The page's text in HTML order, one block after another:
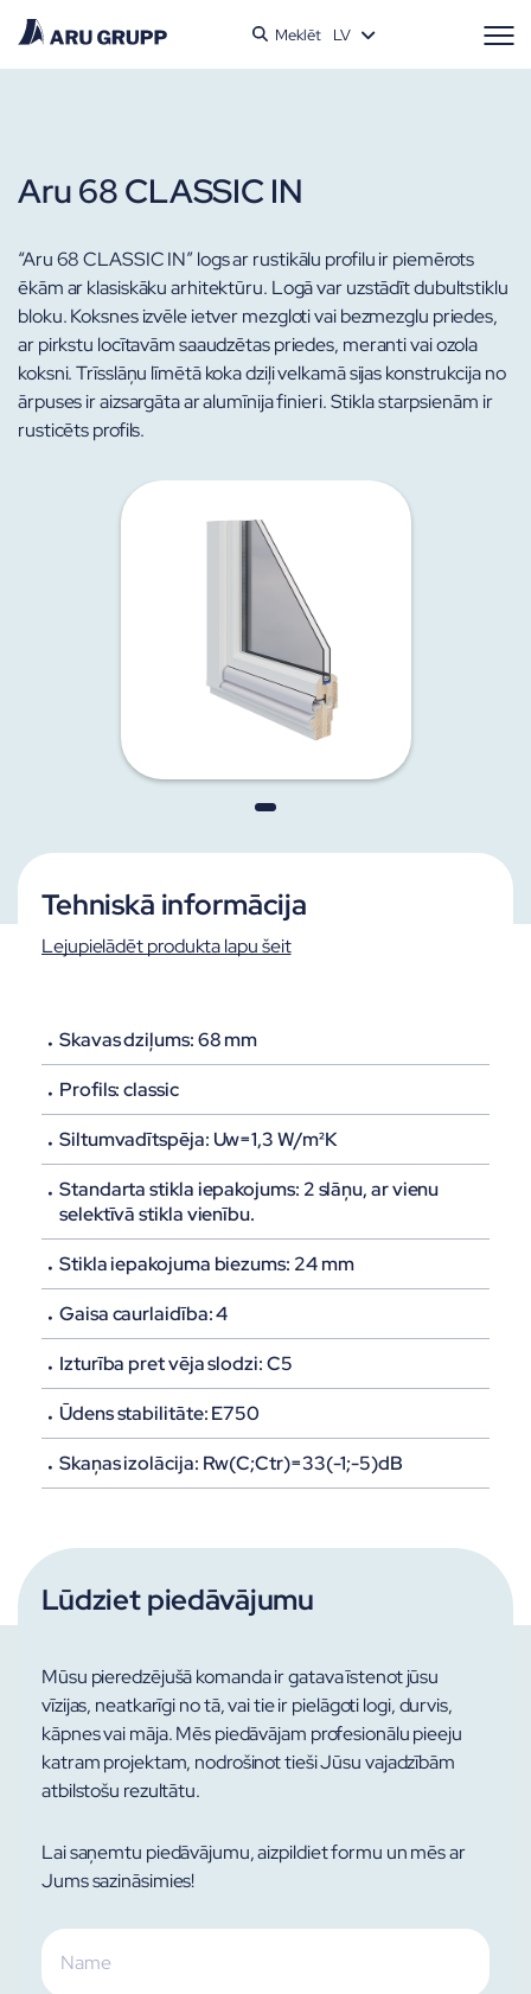
Meklēt LV
Aru 68 CLASSIC IN
“Aru 68 CLASSIC IN” logs ar rustikālu profilu ir piemērots
ēkām ar klasiskāku arhitektūru. Logā var uzstādīt dubultstiklu
bloku. Koksnes izvēle ietver mezgloti vai bezmezglu priedes,
ar pirkstu locītavām saaudzētas priedes, meranti vai ozola
koksni.Trīsslāņu līmētā koka dziļi velkamā sijas konstrukcija no
ārpuses ir aizsargāta ar alumīnija finieri. Stikla starpsienām ir
rusticēts profils.
Tehniskā informācija
Lejupielādēt produkta lapu šeit
Skavas dziļums:68 mm
Profils:classic
Siltumvadītspēja: Uw=1,3 W/m²K
Standarta stikla iepakojums: 2 slāņu, ar vienu
selektīvā stikla vienību.
Stikla iepakojuma biezums: 24 mm
Gaisa caurlaidība:4
Izturība pret vēja slodzi: C5
Ūdens stabilitāte:E750
Skaņas izolācija: Rw(C;Ctr)=33(-1;-5)dB
Lūdziet piedāvājumu
Mūsu pieredzējušā komanda ir gatava īstenot jūsu
vīzijas, neatkarīgi no tā, vai tie ir pielāgoti logi, durvis,
kāpnes vai māja. Mēs piedāvājam profesionālu pieeju
katram projektam, nodrošinot tieši Jūsu vajadzībām
atbilstošu rezultātu.
Lai saņemtu piedāvājumu, aizpildiet formu un mēs ar
Jums sazināsimies!